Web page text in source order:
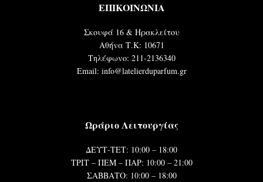
ΕΠΙΚΟΙΝΩΝΙΑ
Σκουφά 16 & Ηρακλείτου
Αθήνα Τ.Κ: 10671
Τηλέφωνο: 211-2136340
Email: info@latelierduparfum.gr
Ωράριο Λειτουργίας
ΔΕΥΤ-ΤΕΤ: 10:00 – 18:00
ΤΡΙΤ – ΠΕΜ – ΠΑΡ: 10:00 – 21:00
ΣΑΒΒΑΤΟ: 10:00 – 18:00